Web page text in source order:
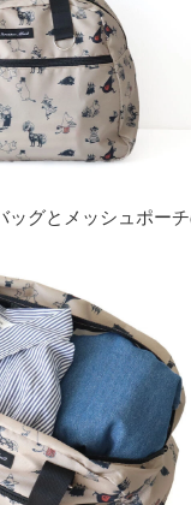
グとメッシュポーチ